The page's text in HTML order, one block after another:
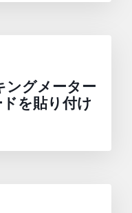
ングメーター
を貼り付け